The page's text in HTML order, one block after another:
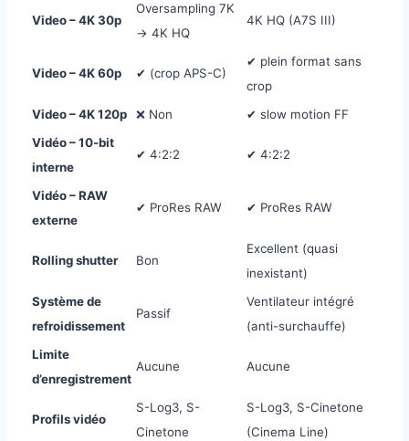
Video – 4K 30p
Oversampling 7K
→ 4K HQ
4K HQ (A7S III)
Video – 4K 60p ✔ (crop APS-C)
✔ plein format sans
crop
Video – 4K 120p
❌ Non
✔ slow motion FF
Vidéo – 10-bit
interne
✔ 4:2:2 ✔ 4:2:2
Vidéo – RAW
externe
✔ ProRes RAW ✔ ProRes RAW
Rolling shutter Bon
Excellent (quasi
inexistant)
Système de
refroidissement
Passif
Ventilateur intégré
(anti-surchauffe)
Limite
d’enregistrement
Aucune Aucune
Profils vidéo
S-Log3, S-
Cinetone
S-Log3, S-Cinetone
(Cinema Line)